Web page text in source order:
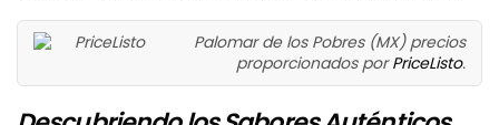
Palomar de los Pobres (MX) precios
proporcionados porPriceListo.